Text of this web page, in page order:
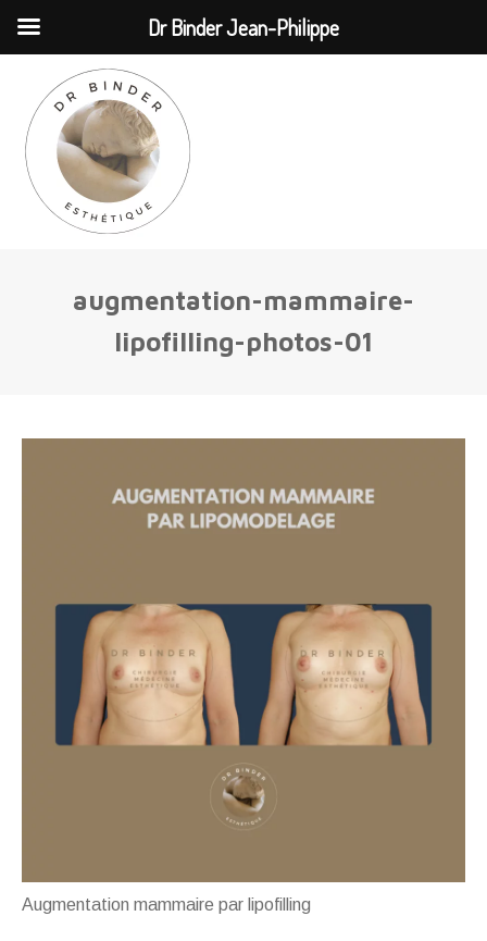
augmentation-mammaire-
lipofilling-photos-01
Augmentation mammaire par lipofilling
Dr Binder Jean-Philippe